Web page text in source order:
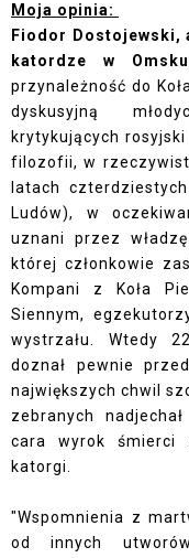
Moja opinia:
Fiodor Dostojewski,
katordze w
przynależność do
dyskusyjną
krytykujących
filozofii, w
latach
Ludów), w
uznani przez
której członkowie
Kompani z Koła
Siennym,
wystrzału. Wtedy
doznał pewnie
największych chwil
zebranych
cara wyrok śmierci
katorgi.
"Wspomnienia z
od innych